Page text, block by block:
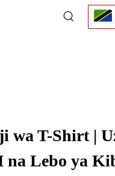
wa T-Shirt |
na Lebo ya